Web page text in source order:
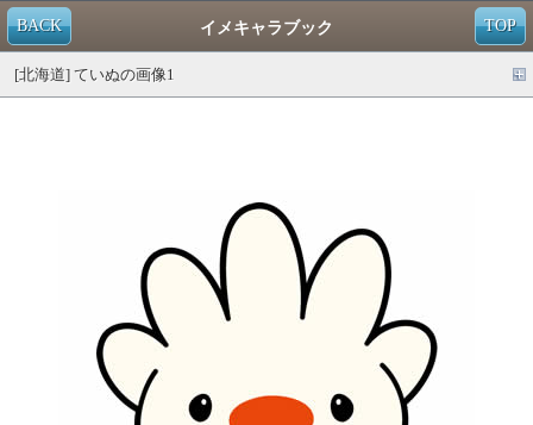
TOP
BACK イメキャラブック
[北海道] ていぬの画像1